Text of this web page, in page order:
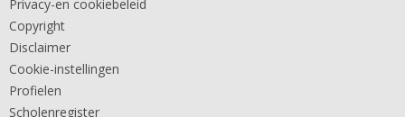
Privacy-en cookiebeleid
Copyright
Disclaimer
Cookie-instellingen
Profielen
Scholenregister